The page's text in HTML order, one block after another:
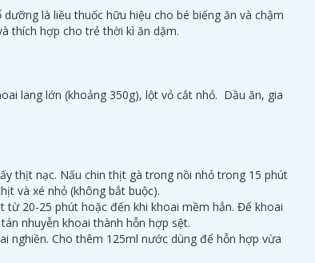
là liều thuốc hữu hiệu cho bé biếng ăn và chậm
thích hợp cho trẻ thời kì ăn dặm.
lang lớn (khoảng 350g), lột vỏ cắt nhỏ. Dầu ăn, gia
thịt nạc. Nấu chin thịt gà trong nồi nhỏ trong 15 phút
và xé nhỏ (không bắt buộc).
từ 20-25 phút hoặc đến khi khoai mềm hẳn. Để khoai
nhuyễn khoai thành hỗn hợp sệt.
nghiền. Cho thêm 125ml nước dùng để hỗn hợp vừa